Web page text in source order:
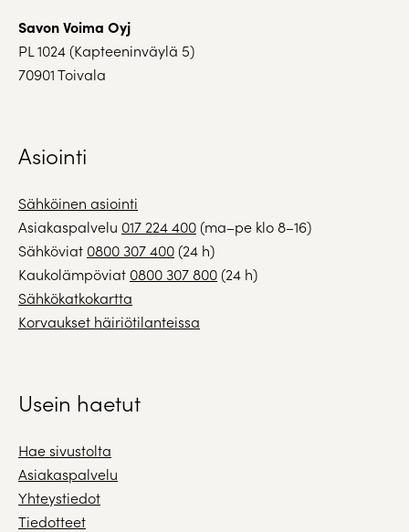
Savon Voima Oyj
PL 1024 (Kapteeninväylä 5)
70901 Toivala
Asiointi
Sähköinen asiointi
Asiakaspalvelu 017 224 400(ma–pe klo 8–16)
Sähköviat 0800 307 400(24 h)
Kaukolämpöviat 0800 307 800(24 h)
Sähkökatkokartta
Korvaukset häiriötilanteissa
Usein haetut
Hae sivustolta
Asiakaspalvelu
Yhteystiedot
Tiedotteet